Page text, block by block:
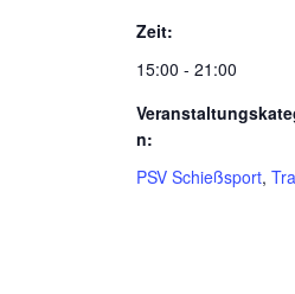
Zeit:
15:00 - 21:00
n:
PSV Schießsport,